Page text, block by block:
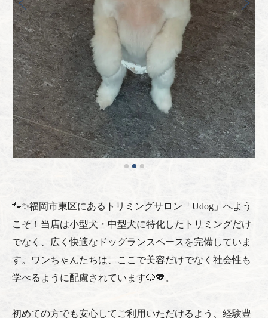
🐾✨福岡市東区にあるトリミングサロン「Udog」へよう
こそ！当店は小型犬・中型犬に特化したトリミングだけ
でなく、広く快適なドッグランスペースを完備していま
す。ワンちゃんたちは、ここで美容だけでなく社会性も
学べるように配慮されています🐶💖。
初めての方でも安心してご利用いただけるよう、経験豊